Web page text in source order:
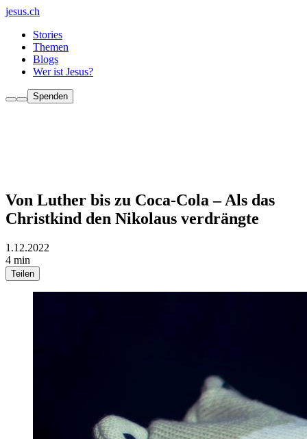
jesus.ch
Stories
Themen
Blogs
Wer ist Jesus?
Spenden
Von Luther bis zu Coca-Cola – Als das
Christkind den Nikolaus verdrängte
1.12.2022
4 min
Teilen